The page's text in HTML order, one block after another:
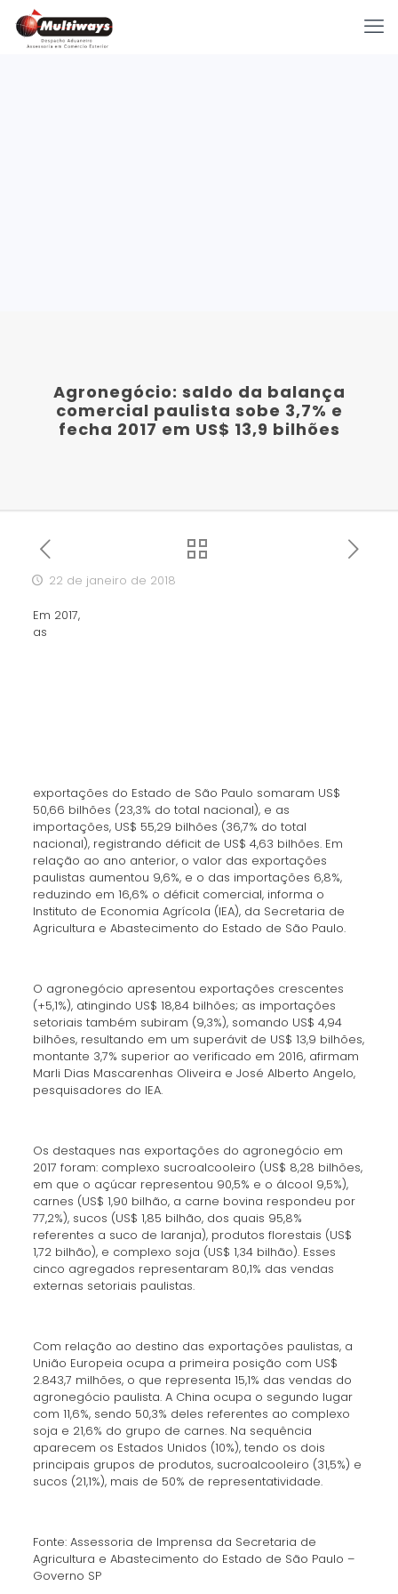
Agronegócio: saldo da balança
comercial paulista sobe 3,7% e
fecha 2017 em US$ 13,9 bilhões
22 de janeiro de 2018
Em 2017,
as
exportações do Estado de São Paulo somaram US$
50,66 bilhões (23,3% do total nacional), e as
importações, US$ 55,29 bilhões (36,7% do total
nacional), registrando déficit de US$ 4,63 bilhões. Em
relação ao ano anterior, o valor das exportações
paulistas aumentou 9,6%, e o das importações 6,8%,
reduzindo em 16,6% o déficit comercial, informa o
Instituto de Economia Agrícola (IEA), da Secretaria de
Agricultura e Abastecimento do Estado de São Paulo.
O agronegócio apresentou exportações crescentes
(+5,1%), atingindo US$ 18,84 bilhões; as importações
setoriais também subiram (9,3%), somando US$ 4,94
bilhões, resultando em um superávit de US$ 13,9 bilhões,
montante 3,7% superior ao verificado em 2016, afirmam
Marli Dias Mascarenhas Oliveira e José Alberto Angelo,
pesquisadores do IEA.
Os destaques nas exportações do agronegócio em
2017 foram: complexo sucroalcooleiro (US$ 8,28 bilhões,
em que o açúcar representou 90,5% e o álcool 9,5%),
carnes (US$ 1,90 bilhão, a carne bovina respondeu por
77,2%), sucos (US$ 1,85 bilhão, dos quais 95,8%
referentes a suco de laranja), produtos florestais (US$
1,72 bilhão), e complexo soja (US$ 1,34 bilhão). Esses
cinco agregados representaram 80,1% das vendas
externas setoriais paulistas.
Com relação ao destino das exportações paulistas, a
União Europeia ocupa a primeira posição com US$
2.843,7 milhões, o que representa 15,1% das vendas do
agronegócio paulista. A China ocupa o segundo lugar
com 11,6%, sendo 50,3% deles referentes ao complexo
soja e 21,6% do grupo de carnes. Na sequência
aparecem os Estados Unidos (10%), tendo os dois
principais grupos de produtos, sucroalcooleiro (31,5%) e
sucos (21,1%), mais de 50% de representatividade.
Fonte: Assessoria de Imprensa da Secretaria de
Agricultura e Abastecimento do Estado de São Paulo –
Governo SP